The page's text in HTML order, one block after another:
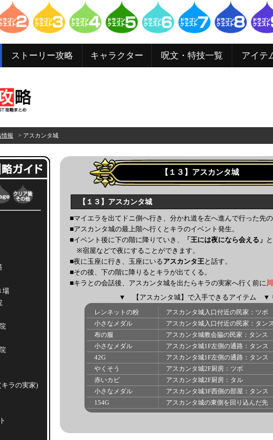
ストーリー攻略 キャラクター 呪文・特技一覧 アイテ
報 > アスカンタ城
場
キラの実家)
【１３】アスカンタ城
【１３】アスカンタ城
■マイエラを出てドニ側へ行き、分かれ道を左へ進んで行った先の
■アスカンタ城の最上階へ行くとキラのイベント発生。
■イベント後に下の階に降りていき、
「王には夜になら会える」
※宿屋などで夜にすることができます。
■夜に玉座に行き、玉座にいる アスカンタ王と話す。
■その後、下の階に降りるとキラが出てくる。
■キラとの会話後、アスカンタ城を出たらキラの実家へ行く前に
▼ 【アスカンタ城】で入手できるアイテム ▼
レンネットの粉
アスカンタ城入口付近の民家：ツボ
小さなメダル
アスカンタ城入口付近の民家：タンス
布の服
アスカンタ城教会脇の民家：タンス
小さなメダル
アスカンタ城1F左側の通路：タンス
42G
アスカンタ城1F左側の通路：タンス
やくそう
アスカンタ城2F厨房：ツボ
赤いカビ
アスカンタ城2F厨房：タル
小さなメダル
アスカンタ城3F西側の部屋：タンス
154G
アスカンタ城の東側を回り込んだ先